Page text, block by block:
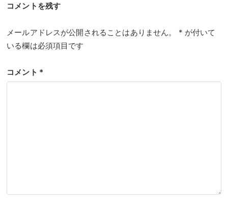
コメントを残す
メールアドレスが公開されることはありません。 * が付いて
いる欄は必須項目です
コメント *